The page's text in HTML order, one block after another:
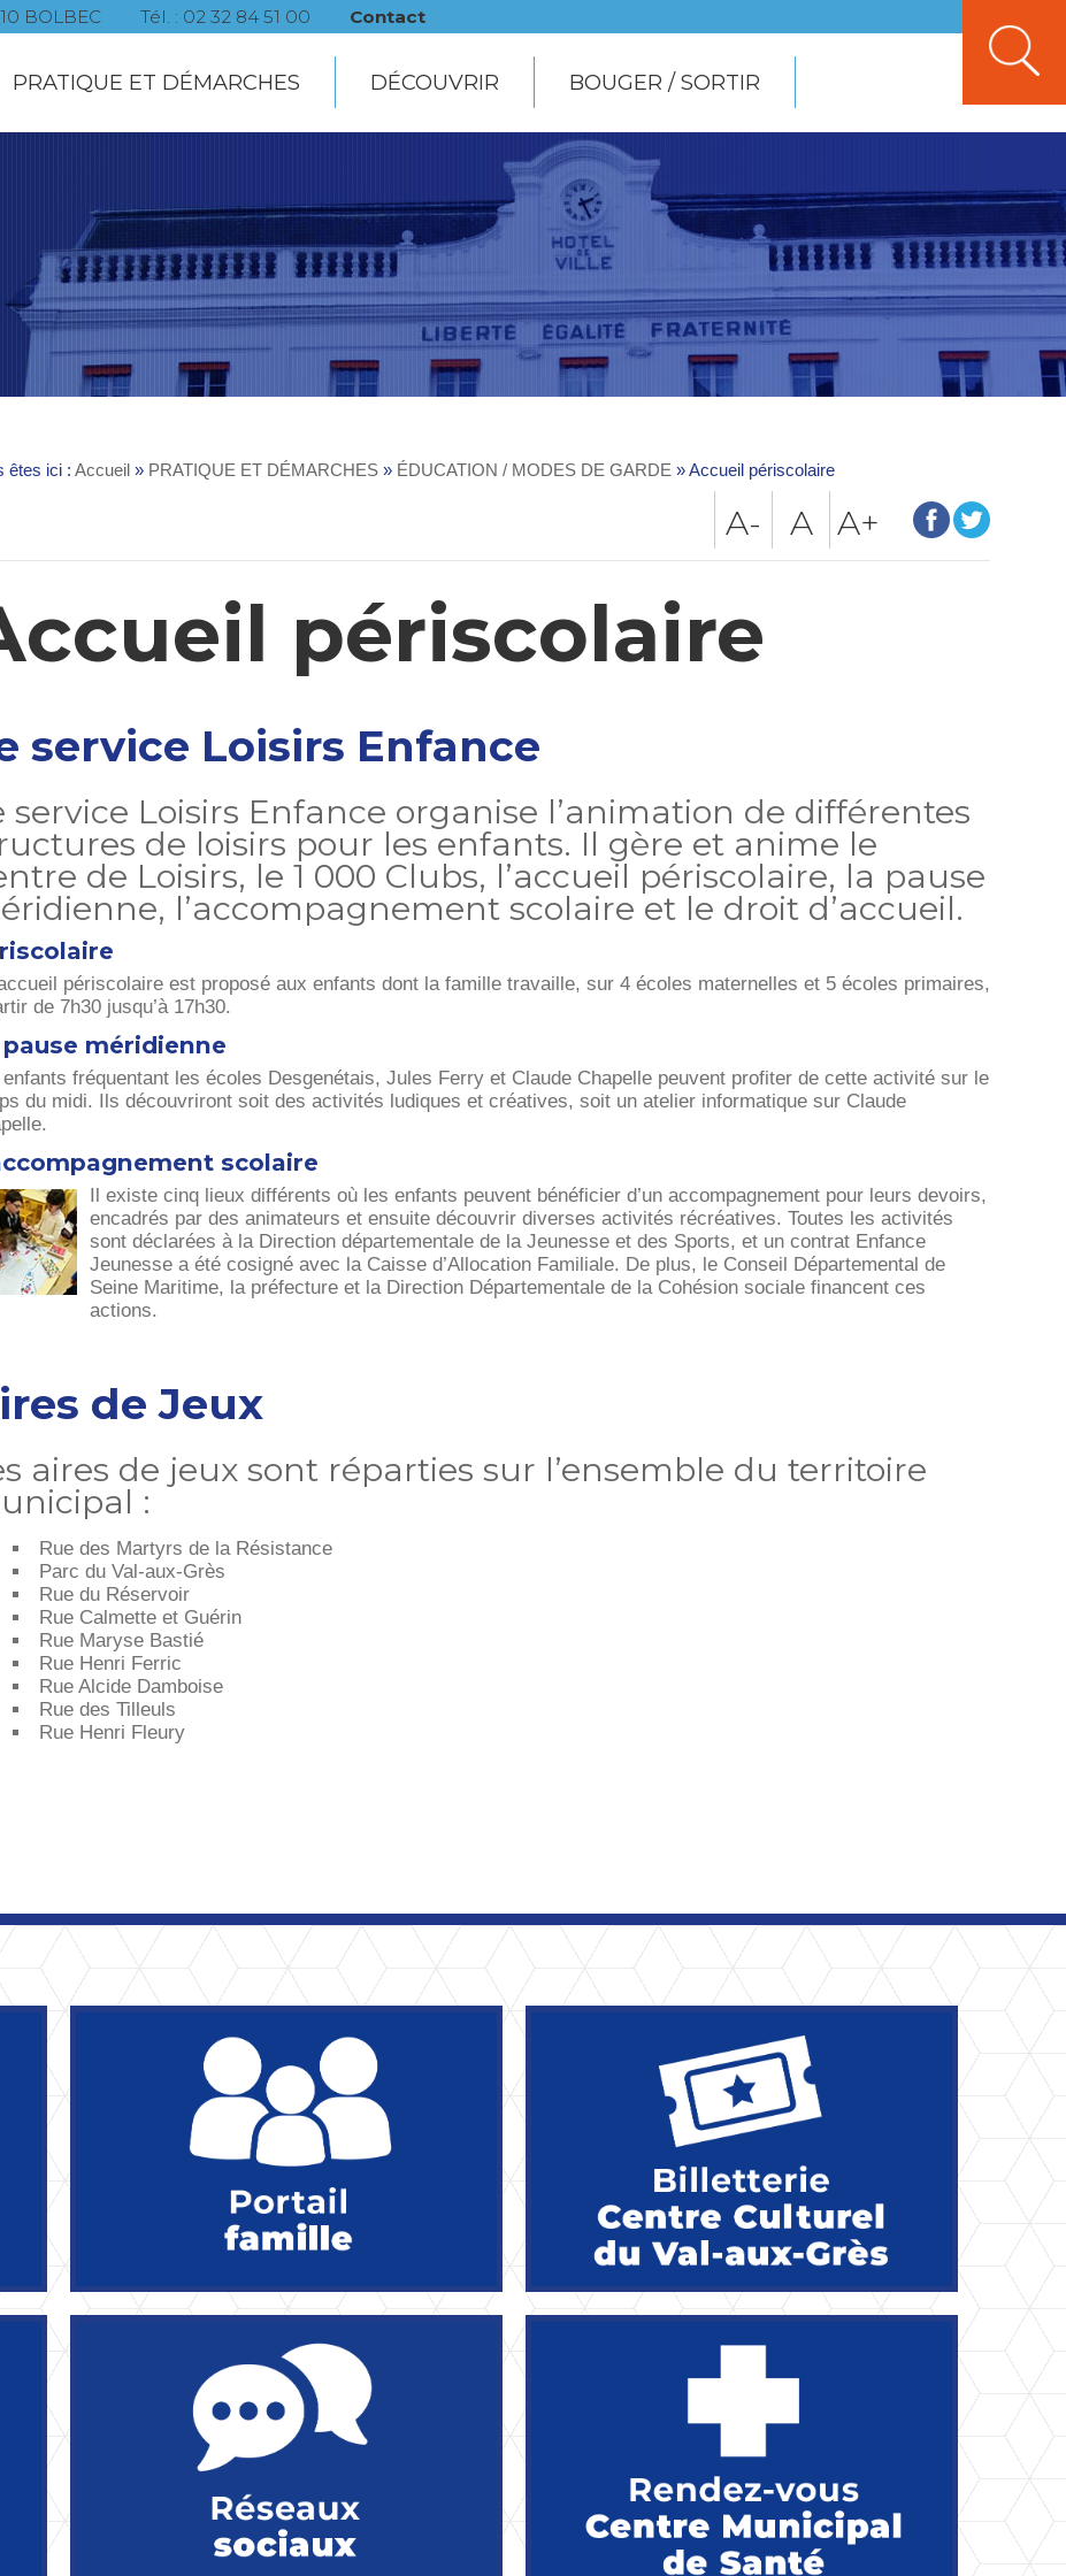
BOLBEC Tél. : 02 32 84 51 00 Contact
PRATIQUE ET DÉMARCHES DÉCOUVRIR BOUGER / SORTIR
êtes ici :Accueil » PRATIQUE ET DÉMARCHES » ÉDUCATION / MODES DE GARDE »Accueil périscolaire
A+
A
A-
périscolaire
service Loisirs Enfance
service Loisirs Enfance organise l’animation de différentes
de loisirs pour les enfants. Il gère et anime le
de Loisirs, le 1 000 Clubs, l’accueil périscolaire, la pause
l’accompagnement scolaire et le droit d’accueil.
périscolaire est proposé aux enfants dont la famille travaille, sur 4 écoles maternelles et 5 écoles primaires,
de 7h30 jusqu’à 17h30.
pause méridienne
enfants fréquentant les écoles Desgenétais, Jules Ferry et Claude Chapelle peuvent profiter de cette activité sur le
du midi. Ils découvriront soit des activités ludiques et créatives, soit un atelier informatique sur Claude
scolaire
Il existe cinq lieux différents où les enfants peuvent bénéficier d’un accompagnement pour leurs devoirs,
encadrés par des animateurs et ensuite découvrir diverses activités récréatives. Toutes les activités
sont déclarées à la Direction départementale de la Jeunesse et des Sports, et un contrat Enfance
Jeunesse a été cosigné avec la Caisse d’Allocation Familiale. De plus, le Conseil Départemental de
Seine Maritime, la préfecture et la Direction Départementale de la Cohésion sociale financent ces
actions.
de Jeux
aires de jeux sont réparties sur l’ensemble du territoire
:
Rue des Martyrs de la Résistance
Parc du Val-aux-Grès
Rue du Réservoir
Rue Calmette et Guérin
Rue Maryse Bastié
Rue Henri Ferric
Rue Alcide Damboise
Rue des Tilleuls
Rue Henri Fleury